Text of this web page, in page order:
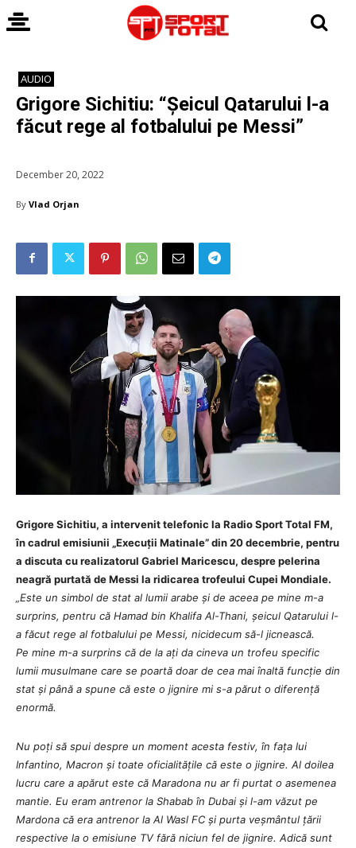
AUDIO
Grigore Sichitiu: “Șeicul Qatarului l-a
făcut rege al fotbalului pe Messi”
December 20, 2022
By Vlad Orjan
Grigore Sichitiu, a intervenit telefonic la Radio Sport Total FM,
în cadrul emisiunii „Execuții Matinale” din 20 decembrie, pentru
a discuta cu realizatorul Gabriel Maricescu, desprepelerina
neagră purtată de Messi la ridicarea trofeului Cupei Mondiale.
„Este un simbol de stat al lumii arabe și de aceea pe mine m-a
surprins, pentru că Hamad bin Khalifa Al-Thani, șeicul Qatarului l-
a făcut rege al fotbalului pe Messi, nicidecum să-l jicnească.
Pe mine m-a surprins că de la ați da cineva un trofeu specific
lumii musulmane care se poartă doar de cea mai înaltă funcție din
stat și până a spune că este o jignire mi s-a părut o diferență
enormă.
Nu poți să spui despre un moment acesta festiv, în fața lui
Infantino, Macron și toate oficialitățile că este o jignire. Al doilea
lucru care a apărut este că Maradona nu ar fi purtat o asemenea
mantie. Eu eram antrenor la Shabab în Dubai și l-am văzut pe
Mardona că era antrenor la Al Wasl FC și purta veșmântul țării
respective la o emisiune TV fără niciun fel de jignire. Adică sunt